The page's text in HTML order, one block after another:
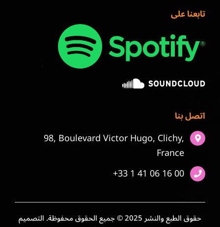
تابعنا على
اتصل بنا
98, Boulevard Victor Hugo, Clichy,
France
+33 1 41 06 16 00
حقوق الطبع والنشر 2025 © جميع الحقوق محفوظة. التصميم